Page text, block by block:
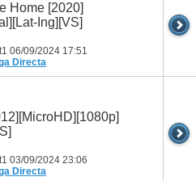
Home [2020]
Ing][VS]
06/09/2024 17:51
Directa
03/09/2024 23:06
Directa